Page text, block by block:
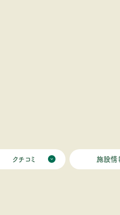
クチコミ 施設情